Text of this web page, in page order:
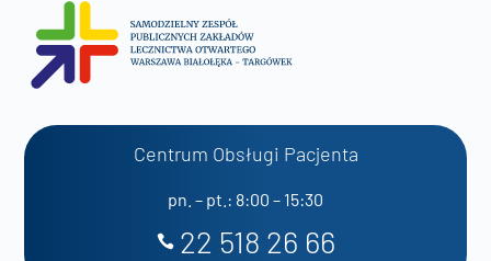
Centrum Obsługi Pacjenta
pn. – pt.: 8:00 – 15:30
22 518 26 66